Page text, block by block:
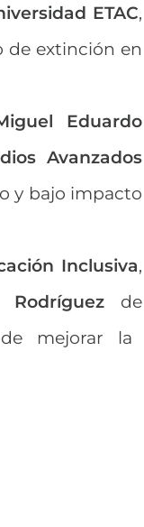
ETAC,
de extinción en
Eduardo
Avanzados
y bajo impacto
Inclusiva,
de
mejorar la